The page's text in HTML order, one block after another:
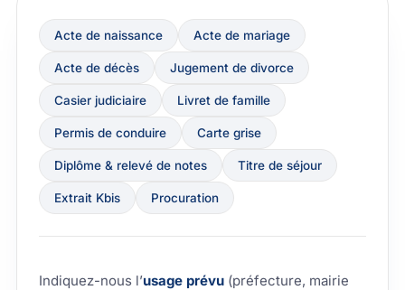
Acte de naissance Acte de mariage
Acte de décès Jugement de divorce
Casier judiciaire Livret de famille
Permis de conduire Carte grise
Diplôme & relevé de notes Titre de séjour
Extrait Kbis Procuration
Indiquez-nous l’usage prévu (préfecture, mairie